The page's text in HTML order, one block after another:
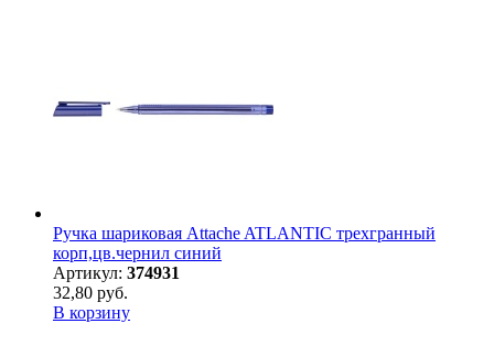
Ручка шариковая Attache ATLANTIC трехгранный
корп,цв.чернил синий
Артикул: 374931
32,80 руб.
В корзину